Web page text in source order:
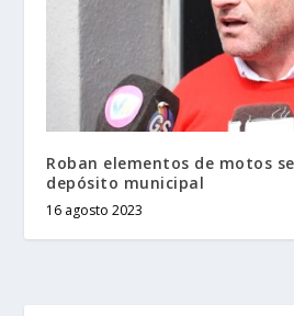
Roban elementos de motos
depósito municipal
16 agosto 2023